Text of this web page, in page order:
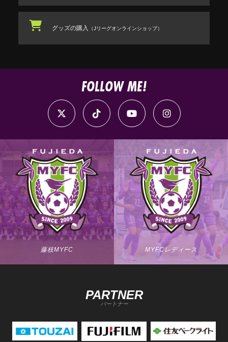
グッズの購入 （Jリーグオンラインショップ）
FOLLOW ME!
藤枝MYFC MYFCレディース
PARTNER
パートナー